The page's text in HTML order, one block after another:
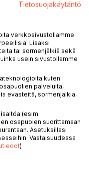
olennainen osa
hänen
kirjoittamisen
Tämä on
johtaen
ja uuden
eikä
runko tarjoaa
ilmiöiden ja
Tietosuojakäytäntö
verkkosivustollamme.
Lisäksi
tai sormenjälkiä sekä
usein sivustollamme
kuten
palveluita,
evästeitä, sormenjälkiä,
(esim.
osapuolen suorittamaan
Asetuksillasi
Vastaisuudessa
)